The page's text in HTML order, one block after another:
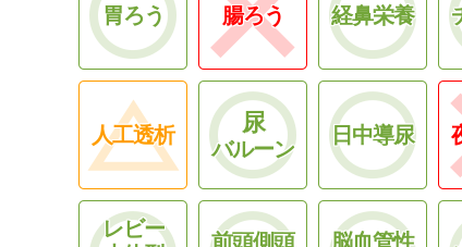
胃ろう 腸ろう 経鼻栄養
人工透析 尿
バルーン
日中導尿
レビー
前頭側頭 脳血管性